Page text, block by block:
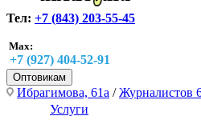
Тел: +7 (843) 203-55-45
Max:
+7 (927) 404-52-91
Оптовикам
Ибрагимова, 61а /Журналистов
Услуги